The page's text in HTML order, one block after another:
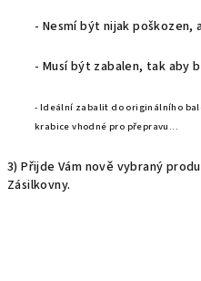
- Nesmí být nijak poškozen,
- Musí být zabalen, tak aby
- Ideální zabalit do originálního
krabice vhodné pro přepravu .. .
3) Přijde Vám nově vybraný
Zásilkovny.